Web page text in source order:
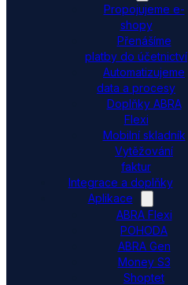
Propojujeme e-
shopy
Přenášíme
platby do účetnictví
Automatizujeme
data a procesy
Doplňky ABRA
Flexi
Mobilní skladník
Vytěžování
faktur
Integrace a doplňky
Aplikace
ABRA Flexi
POHODA
ABRA Gen
Money S3
Shoptet